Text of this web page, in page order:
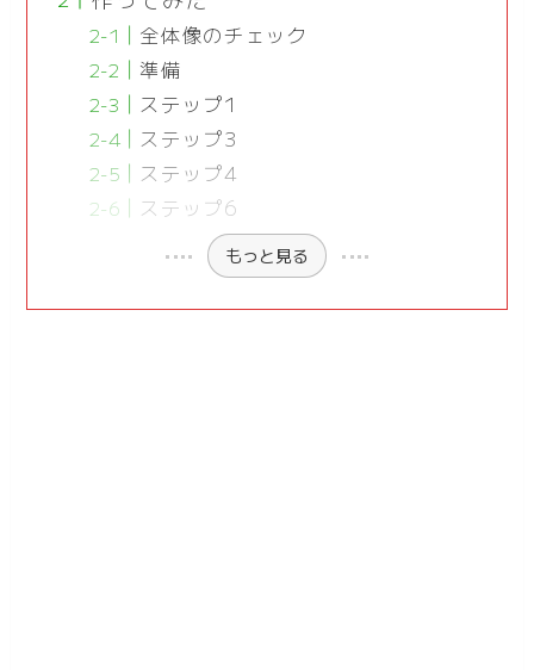
全体像のチェック
準備
ステップ1
ステップ3
ステップ4
ステップ6
もっと見る